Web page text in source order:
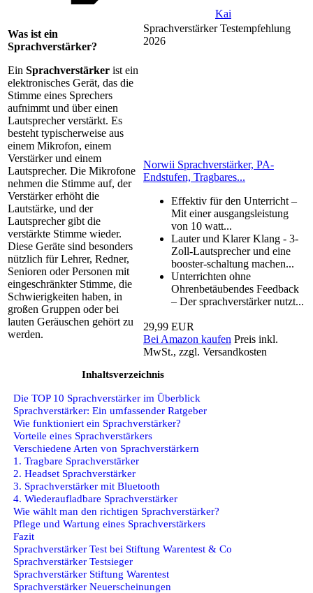
Kai
Was ist ein
Sprachverstärker?
Ein Sprachverstärker ist ein
elektronisches Gerät, das die
Stimme eines Sprechers
aufnimmt und über einen
Lautsprecher verstärkt. Es
besteht typischerweise aus
einem Mikrofon, einem
Verstärker und einem
Lautsprecher. Die Mikrofone
nehmen die Stimme auf, der
Verstärker erhöht die
Lautstärke, und der
Lautsprecher gibt die
verstärkte Stimme wieder.
Diese Geräte sind besonders
nützlich für Lehrer, Redner,
Senioren oder Personen mit
eingeschränkter Stimme, die
Schwierigkeiten haben, in
großen Gruppen oder bei
lauten Geräuschen gehört zu
werden.
Sprachverstärker Testempfehlung
2026
Norwii Sprachverstärker, PA-
Endstufen, Tragbares...
Effektiv für den Unterricht –
Mit einer ausgangsleistung
von 10 watt...
Lauter und Klarer Klang - 3-
Zoll-Lautsprecher und eine
booster-schaltung machen...
Unterrichten ohne
Ohrenbetäubendes Feedback
– Der sprachverstärker nutzt...
29,99 EUR
Bei Amazon kaufen Preis inkl.
MwSt., zzgl. Versandkosten
Inhaltsverzeichnis
Die TOP 10 Sprachverstärker im Überblick
Sprachverstärker: Ein umfassender Ratgeber
Wie funktioniert ein Sprachverstärker?
Vorteile eines Sprachverstärkers
Verschiedene Arten von Sprachverstärkern
1. Tragbare Sprachverstärker
2. Headset Sprachverstärker
3. Sprachverstärker mit Bluetooth
4. Wiederaufladbare Sprachverstärker
Wie wählt man den richtigen Sprachverstärker?
Pflege und Wartung eines Sprachverstärkers
Fazit
Sprachverstärker Test bei Stiftung Warentest & Co
Sprachverstärker Testsieger
Sprachverstärker Stiftung Warentest
Sprachverstärker Neuerscheinungen